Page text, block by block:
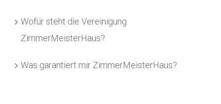
Wofür steht die Vereinigung
ZimmerMeisterHaus?
Was garantiert mir ZimmerMeisterHaus?